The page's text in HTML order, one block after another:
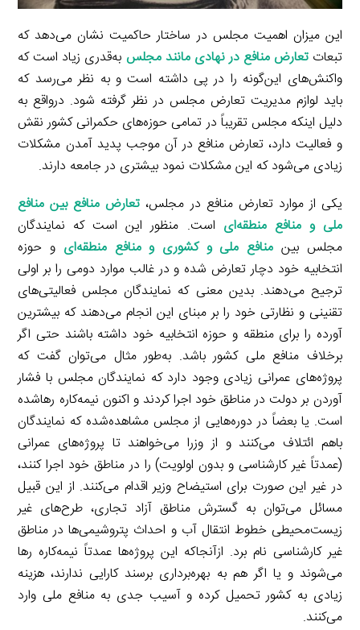
این میزان اهمیت مجلس در ساختار حاکمیت نشان می‌دهد که
تبعاتتعارض منافع در نهادی مانند مجلس به‌قدری زیاد است که
واکنش‌های این‌گونه را در پی داشته است و به نظر می‌رسد که
باید لوازم مدیریت تعارض مجلس در نظر گرفته شود. درواقع به
دلیل اینکه مجلس تقریباً در تمامی حوزه‌های حکمرانی کشور نقش
و فعالیت دارد، تعارض منافع در آن موجب پدید آمدن مشکلات
زیادی می‌شود که این مشکلات نمود بیشتری در جامعه دارند.
یکی از موارد تعارض منافع در مجلس، تعارض منافع بین منافع
ملی و منافع منطقه‌ای است. منظور این است که نمایندگان
مجلس بین منافع ملی و کشوری و منافع منطقه‌ای و حوزه
انتخابیه خود دچار تعارض شده و در غالب موارد دومی را بر اولی
ترجیح می‌دهند. بدین معنی که نمایندگان مجلس فعالیتی‌های
تقنینی و نظارتی خود را بر مبنای این انجام می‌دهند که بیشترین
آورده را برای منطقه و حوزه انتخابیه خود داشته باشند حتی اگر
برخلاف منافع ملی کشور باشد. به‌طور مثال می‌توان گفت که
پروژه‌های عمرانی زیادی وجود دارد که نمایندگان مجلس با فشار
آوردن بر دولت در مناطق خود اجرا کردند و اکنون نیمه‌کاره رهاشده
است. یا بعضاً در دوره‌هایی از مجلس مشاهده‌شده که نمایندگان
باهم ائتلاف می‌کنند و از وزرا می‌خواهند تا پروژه‌های عمرانی
(عمدتاً غیر کارشناسی و بدون اولویت) را در مناطق خود اجرا کنند،
در غیر این صورت برای استیضاح وزیر اقدام می‌کنند. از این قبیل
مسائل می‌توان به گسترش مناطق آزاد تجاری، طرح‌های غیر
زیست‌محیطی خطوط انتقال آب و احداث پتروشیمی‌ها در مناطق
غیر کارشناسی نام برد. ازآنجاکه این پروژه‌ها عمدتاً نیمه‌کاره رها
می‌شوند و یا اگر هم به بهره‌برداری برسند کارایی ندارند، هزینه
زیادی به کشور تحمیل کرده و آسیب جدی به منافع ملی وارد
می‌کنند.